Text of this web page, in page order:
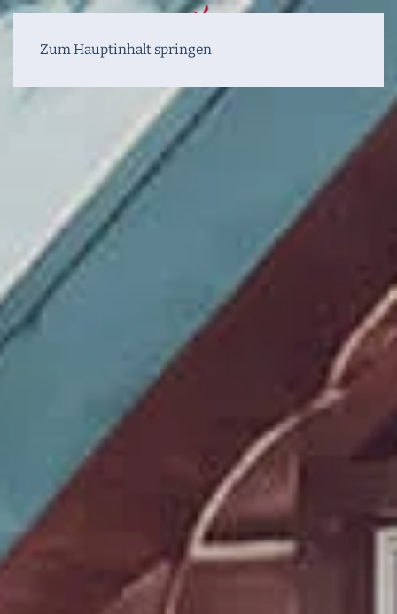
Zum Hauptinhalt springen